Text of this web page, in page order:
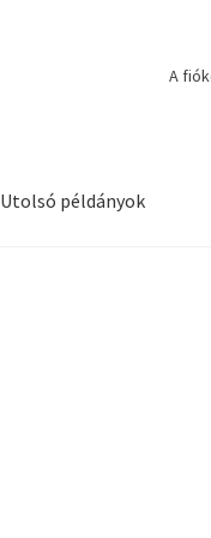
A
Utolsó példányok